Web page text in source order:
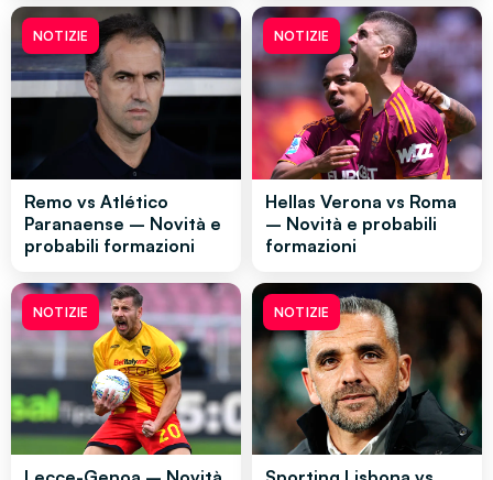
NOTIZIE
Remo vs Atlético
Paranaense – Novità e
probabili formazioni
NOTIZIE
Hellas Verona vs Roma
– Novità e probabili
formazioni
NOTIZIE NOTIZIE